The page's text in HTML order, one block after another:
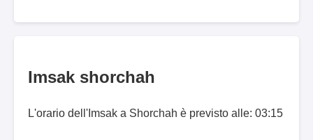
Imsak shorchah
L'orario dell'Imsak a Shorchah è previsto alle: 03:15